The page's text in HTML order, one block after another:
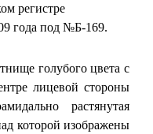
регистре
года под №Б-169.
голубого цвета с
лицевой стороны
растянутая
которой изображены